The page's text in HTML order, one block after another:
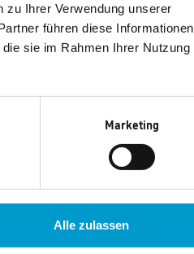
zu Ihrer Verwendung unserer
führen diese Informationen
sie im Rahmen Ihrer Nutzung
Marketing
Alle zulassen